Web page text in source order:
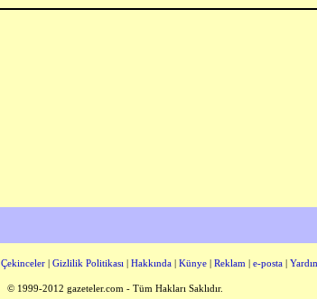
Çekinceler| Gizlilik Politikası | Hakkında| Künye| Reklam | e-posta|
© 1999-2012 gazeteler.com - Tüm Hakları Saklıdır.